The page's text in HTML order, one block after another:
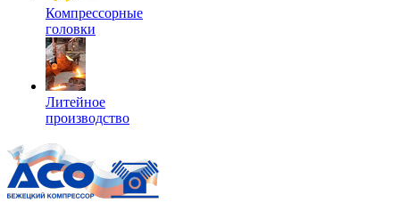
Компрессорные
головки
Литейное
производство